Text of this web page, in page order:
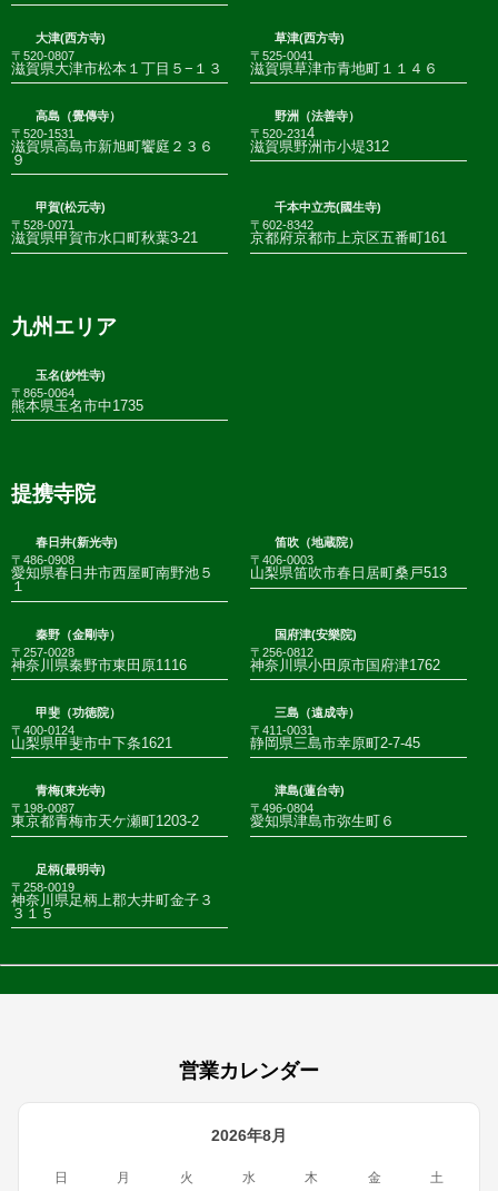
大津(西方寺)
〒520-0807
滋賀県大津市松本１丁目５−１３
草津(西方寺)
〒525-0041
滋賀県草津市青地町１１４６
高島（覺傳寺）
〒520-1531
滋賀県高島市新旭町饗庭２３６
９
野洲（法善寺）
〒520-2314
滋賀県野洲市小堤312
甲賀(松元寺)
〒528-0071
滋賀県甲賀市水口町秋葉3-21
千本中立売(國生寺)
〒602-8342
京都府京都市上京区五番町161
九州エリア
玉名(妙性寺)
〒865-0064
熊本県玉名市中1735
提携寺院
春日井(新光寺)
〒486-0908
愛知県春日井市西屋町南野池５
１
笛吹（地蔵院）
〒406-0003
山梨県笛吹市春日居町桑戸513
秦野（金剛寺）
〒257-0028
神奈川県秦野市東田原1116
国府津(安樂院)
〒256-0812
神奈川県小田原市国府津1762
甲斐（功徳院）
〒400-0124
山梨県甲斐市中下条1621
三島（遠成寺）
〒411-0031
静岡県三島市幸原町2-7-45
青梅(東光寺)
〒198-0087
東京都青梅市天ケ瀬町1203-2
津島(蓮台寺)
〒496-0804
愛知県津島市弥生町６
足柄(最明寺)
〒258-0019
神奈川県足柄上郡大井町金子３
３１５
営業カレンダー
2026年8月
日 月 火 水 木 金 土